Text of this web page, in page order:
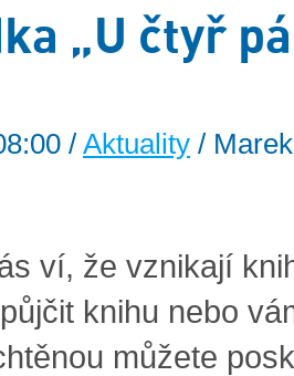
„U čtyř
/ Aktuality /
ví, že vznikají
knihu nebo
můžete